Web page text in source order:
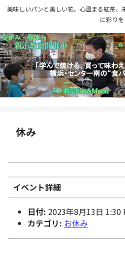
美味しいパンと美しい花、心温まる紅茶、
に彩りを
休み
イベント詳細
日付: 2023年8月13日 1:30
カテゴリ: お休み